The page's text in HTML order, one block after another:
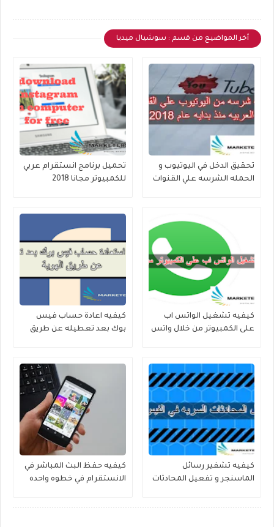
أخر المواضيع من قسم : سوشيال ميديا
تحقيق الدخل في اليوتيوب و
الحمله الشرسه علي القنوات
تحميل برنامج انستقرام عربي
للكمبيوتر مجانا 2018
كيفيه تشغيل الواتس اب
على الكمبيوتر من خلال واتس
كيفيه اعادة حساب فيس
بوك بعد تعطيله عن طريق
كيفيه تشفير رسائل
الماسنجر و تفعيل المحادثات
كيفيه حفظ البث المباشر في
الانستقرام في خطوه واحده